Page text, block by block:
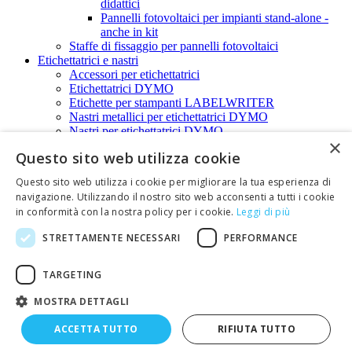
didattici
Pannelli fotovoltaici per impianti stand-alone -
anche in kit
Staffe di fissaggio per pannelli fotovoltaici
Etichettatrici e nastri
Accessori per etichettatrici
Etichettatrici DYMO
Etichette per stampanti LABELWRITER
Nastri metallici per etichettatrici DYMO
Nastri per etichettatrici DYMO
Fusibili, interruttori termici e portafusibili
Fusibili a lama - Interasse 9,5mm
Fusibile a lama - Interasse 7,5mm
Fusibili ceramici 10,3x38mm
Fusibili di ricambio per multimetri FLUKE
Fusibili extrarapidi
Fusibili in vetro 5x20mm
Fusibili 5x20mm-Ritardati
Fusibili in vetro 6,3x32mm
Fusibili 6,3x32mm Rapidi
Fusibili 6,3x32mm Ritardati
×
Questo sito web utilizza cookie
Questo sito web utilizza i cookie per migliorare la tua esperienza di
navigazione. Utilizzando il nostro sito web acconsenti a tutti i cookie
in conformità con la nostra policy per i cookie. Leggi di più
STRETTAMENTE NECESSARI
PERFORMANCE
TARGETING
MOSTRA DETTAGLI
ACCETTA TUTTO RIFIUTA TUTTO